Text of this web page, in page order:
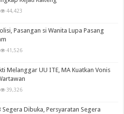
44,423
Pasangan si Wanita Lupa Pasang
41,526
Melanggar UU ITE, MA Kuatkan Vonis
39,326
Dibuka, Persyaratan Segera